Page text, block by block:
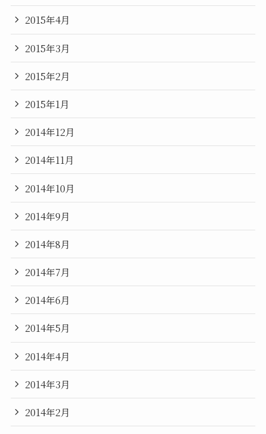
2015年4月
2015年3月
2015年2月
2015年1月
2014年12月
2014年11月
2014年10月
2014年9月
2014年8月
2014年7月
2014年6月
2014年5月
2014年4月
2014年3月
2014年2月